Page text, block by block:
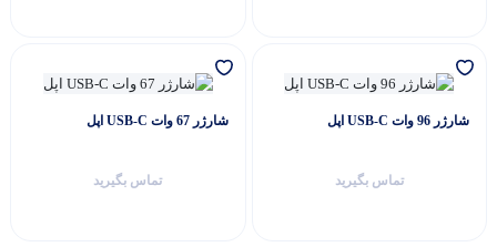
شارژر 96 وات USB-C اپل
تماس بگیرید
شارژر 67 وات USB-C اپل
تماس بگیرید